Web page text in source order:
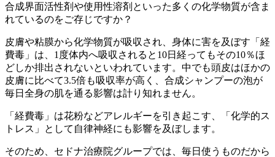
合成界面活性剤や使用性溶剤といった多くの化学物質が含ま
れているのをご存じですか？
皮膚や粘膜から化学物質が吸収され、身体に害を及ぼす「経
費毒」は、1度体内へ吸収されると10日経ってもその10％ほ
どしか排出されないといわれています。中でも頭皮はほかの
皮膚に比べて3.5倍も吸収率が高く、合成シャンプーの泡が
毎日全身の肌を通る影響は計り知れません。
「経費毒」は花粉などアレルギーを引き起こす、「化学的ス
トレス」として自律神経にも影響を及ぼします。
そのため、セドナ治療院グループでは、毎日使うものだから